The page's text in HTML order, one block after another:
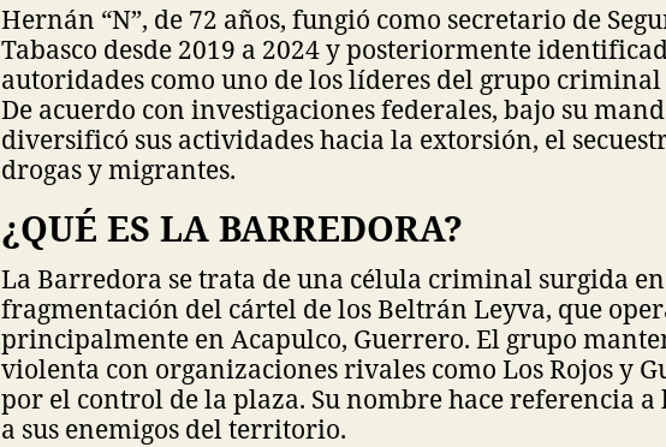
Hernán “N”, de 72 años, fungió como secretario de
Tabasco desde 2019 a 2024 y posteriormente
autoridades como uno de los líderes del grupo
De acuerdo con investigaciones federales, bajo su
diversificó sus actividades hacia la extorsión, el
drogas y migrantes.
¿QUÉ ES LA BARREDORA?
La Barredora se trata de una célula criminal surgida
fragmentación del cártel de los Beltrán Leyva, que
principalmente en Acapulco, Guerrero. El grupo
violenta con organizaciones rivales como Los Rojos y
por el control de la plaza. Su nombre hace referencia a
a sus enemigos del territorio.